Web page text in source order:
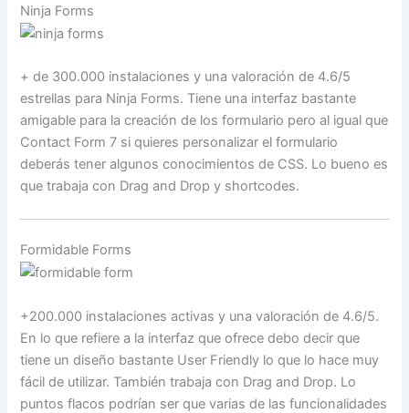
Ninja Forms
+ de 300.000 instalaciones y una valoración de 4.6/5
estrellas para Ninja Forms. Tiene una interfaz bastante
amigable para la creación de los formulario pero al igual que
Contact Form 7 si quieres personalizar el formulario
deberás tener algunos conocimientos de CSS. Lo bueno es
que trabaja con Drag and Drop y shortcodes.
Formidable Forms
+200.000 instalaciones activas y una valoración de 4.6/5.
En lo que refiere a la interfaz que ofrece debo decir que
tiene un diseño bastante User Friendly lo que lo hace muy
fácil de utilizar. También trabaja con Drag and Drop. Lo
puntos flacos podrían ser que varias de las funcionalidades